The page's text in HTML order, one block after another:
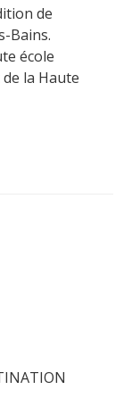
de
Bains.
école
la Haute